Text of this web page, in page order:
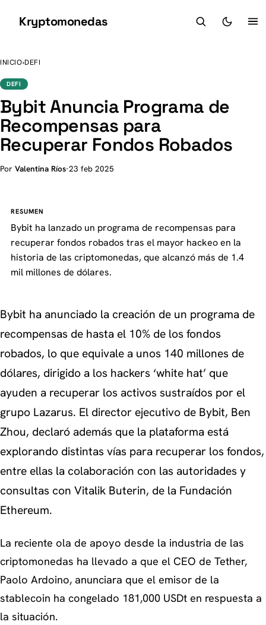
Kryptomonedas
INICIO›DEFI
DEFI
Bybit Anuncia Programa de
Recompensas para
Recuperar Fondos Robados
Por Valentina Ríos·23 feb 2025
RESUMEN
Bybit ha lanzado un programa de recompensas para
recuperar fondos robados tras el mayor hackeo en la
historia de las criptomonedas, que alcanzó más de 1.4
mil millones de dólares.
Bybit ha anunciado la creación de un programa de
recompensas de hasta el 10% de los fondos
robados, lo que equivale a unos 140 millones de
dólares, dirigido a los hackers ‘white hat’ que
ayuden a recuperar los activos sustraídos por el
grupo Lazarus. El director ejecutivo de Bybit, Ben
Zhou, declaró además que la plataforma está
explorando distintas vías para recuperar los fondos,
entre ellas la colaboración con las autoridades y
consultas con Vitalik Buterin, de la Fundación
Ethereum.
La reciente ola de apoyo desde la industria de las
criptomonedas ha llevado a que el CEO de Tether,
Paolo Ardoino, anunciara que el emisor de la
stablecoin ha congelado 181,000 USDt en respuesta a
la situación.